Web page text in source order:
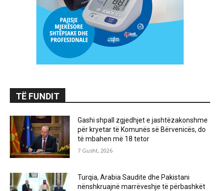
TË FUNDIT
Gashi shpall zgjedhjet e jashtëzakonshme
për kryetar të Komunës së Bërvenicës, do
të mbahen më 18 tetor
7 Gusht, 2026
Turqia, Arabia Saudite dhe Pakistani
nënshkruajnë marrëveshje të përbashkët